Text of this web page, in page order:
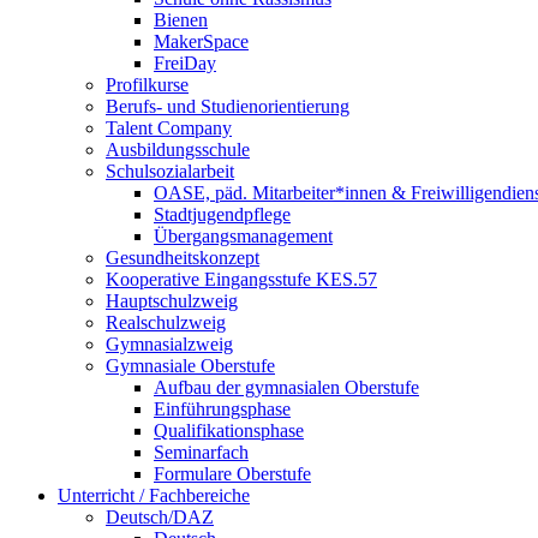
Bienen
MakerSpace
FreiDay
Profilkurse
Berufs- und Studienorientierung
Talent Company
Ausbildungsschule
Schulsozialarbeit
OASE, päd. Mitarbeiter*innen &
Stadtjugendpflege
Übergangsmanagement
Gesundheitskonzept
Kooperative Eingangsstufe KES.57
Hauptschulzweig
Realschulzweig
Gymnasialzweig
Gymnasiale Oberstufe
Aufbau der gymnasialen Oberstufe
Einführungsphase
Qualifikationsphase
Seminarfach
Formulare Oberstufe
Unterricht / Fachbereiche
Deutsch/DAZ